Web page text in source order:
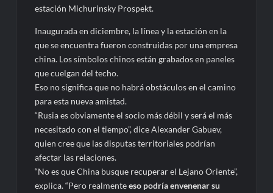
estación Michurinsky Prospekt.
Inaugurada en diciembre, la línea y la estación en la
que se encuentra fueron construidas por una empresa
china. Los símbolos chinos están grabados en paneles
que cuelgan del techo.
Eso no significa que no habrá obstáculos en el camino
para esta nueva amistad.
“Rusia es obviamente el socio más débil y será el más
necesitado con el tiempo”, dice Alexander Gabuev,
quien cree que las disputas territoriales podrían
afectar las relaciones.
“No es que China busque recuperar el Lejano Oriente”,
explica. “Pero realmenteeso podría envenenar su